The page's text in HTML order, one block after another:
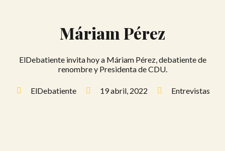
Máriam Pérez
ElDebatiente invita hoy a Máriam Pérez, debatiente de
renombre y Presidenta de CDU.
ElDebatiente 19 abril, 2022 Entrevistas